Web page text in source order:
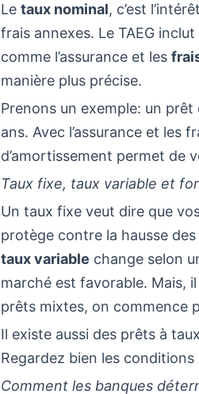
Le taux nominal, c’est
frais annexes. Le TAEG
comme l’assurance et les
manière plus précise.
Prenons un exemple: un
ans. Avec l’assurance et les
d’amortissement permet de
Taux fixe, taux variable et
Un taux fixe veut dire que
protège contre la hausse
taux variable change selon
marché est favorable. Mais,
prêts mixtes, on commence
Il existe aussi des prêts à
Regardez bien les
Comment les banques